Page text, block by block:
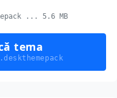
... 5.6 MB
tema